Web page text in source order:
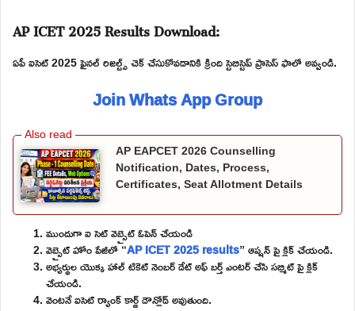
AP ICET 2025 Results Download:
ఏపీ ఐసెట్ 2025 ఫైనల్ రిజల్ట్స్ చెక్ చేసుకోవడానికి క్రింది స్టెబిస్టెప్ ప్రాసెస్ ఫాలో అవ్వండి.
Join Whats App Group
AP EAPCET 2026 Counselling
Notification, Dates, Process,
Certificates, Seat Allotment Details
ముందుగా ఐ సెట్ వెబ్సైట్ ఓపెన్ చేయండి
వెబ్సైట్ హోం పేజీలో “AP ICET 2025 results” ఆప్షన్ పై క్లిక్ చేయండి.
అభ్యర్థుల యొక్క హాల్ టికెట్ నెంబర్ డేట్ అఫ్ బర్త్ ఎంటర్ చేసి సబ్మిట్ పై క్లిక్
చేయండి.
వెంటనే ఐసెట్ ర్యాంక్ కార్డ్ డౌన్లోడ్ అవుతుంది.